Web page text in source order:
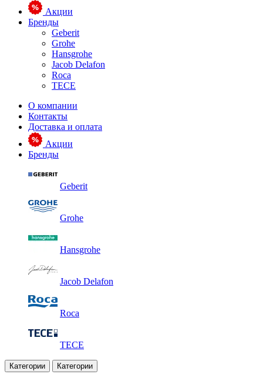
Акции
Бренды
Geberit
Grohe
Hansgrohe
Jacob Delafon
Roca
TECE
О компании
Контакты
Доставка и оплата
Акции
Бренды
Geberit
Grohe
Hansgrohe
Jacob Delafon
Roca
TECE
Категории Категории